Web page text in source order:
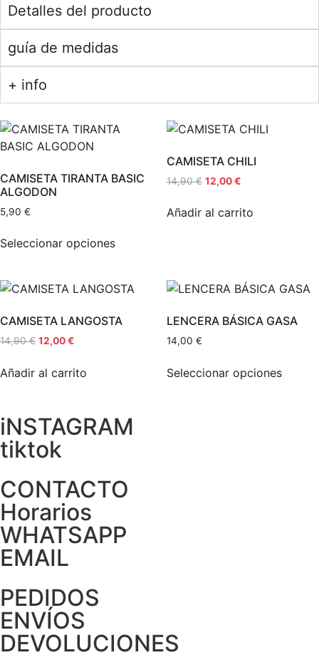
Detalles del producto
guía de medidas
+ info
CAMISETA TIRANTA BASIC
ALGODON
5,90 €
Seleccionar opciones
CAMISETA CHILI
14,90€ 12,00€
Añadir al carrito
CAMISETA LANGOSTA
14,90€ 12,00€
Añadir al carrito
LENCERA BÁSICA GASA
14,00 €
Seleccionar opciones
iNSTAGRAM
tiktok
CONTACTO
Horarios
WHATSAPP
EMAIL
PEDIDOS
ENVÍOS
DEVOLUCIONES